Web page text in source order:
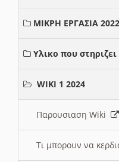
ΜΙΚΡΗ ΕΡΓΑΣΙΑ
Υλικο που
WIKI 1 2024
Παρουσιαση Wiki
Τι μπορουν να